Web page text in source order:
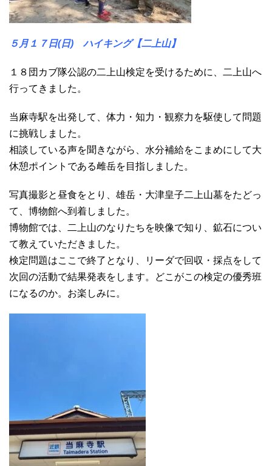
５月１７日(日) ハイキング【二上山】
１８団カブ隊公認の二上山検定を受けるために、二上山へ
行ってきました。
当麻寺駅を出発して、体力・知力・観察力を駆使して問題
に挑戦しました。
相談している声を聞きながら、水分補給をこまめにして大
休憩ポイントである雌岳を目指しました。
写真撮影と昼食をとり、雄岳・大津皇子二上山墓をたどっ
て、博物館へ到着しました。
博物館では、二上山のなりたちを映像で知り、鉱石につい
て教えていただきました。
検定問題はここで終了となり、リーダで回収・採点をして
次回の活動で結果発表をします。どこがこの検定の優秀班
になるのか。お楽しみに。